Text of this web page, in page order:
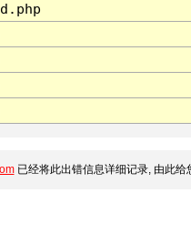
已经将此出错信息详细记录, 由此给